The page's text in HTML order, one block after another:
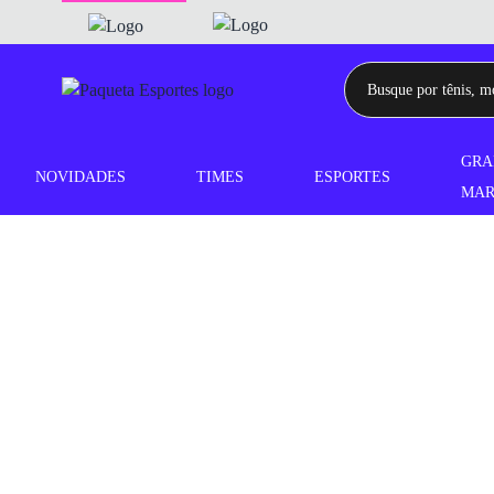
NOVIDADES TIMES ESPORTES